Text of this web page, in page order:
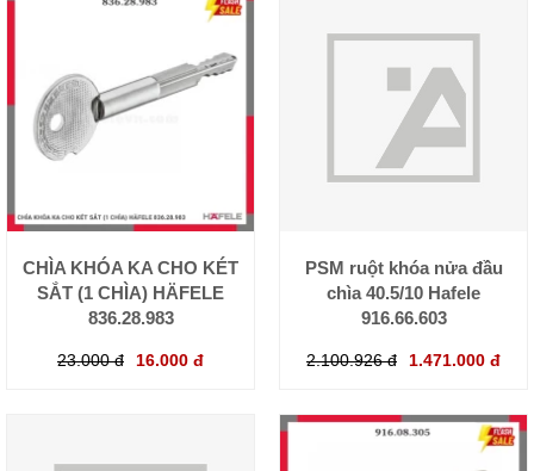
CHÌA KHÓA KA CHO KÉT
SẮT (1 CHÌA) HÄFELE
836.28.983
23.000 đ 16.000 đ
PSM ruột khóa nửa đầu
chìa 40.5/10 Hafele
916.66.603
2.100.926 đ 1.471.000 đ